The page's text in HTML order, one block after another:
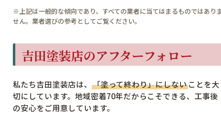
※上記は一般的な傾向であり、すべての業者に当てはまるものではあり
せん。業者選びの参考としてご覧ください。
吉田塗装店のアフターフォロー
私たち吉田塗装店は、 「塗って終わり」にしないことを大
切にしています。地域密着70年だからこそできる、工事後
の安心をご用意しています。